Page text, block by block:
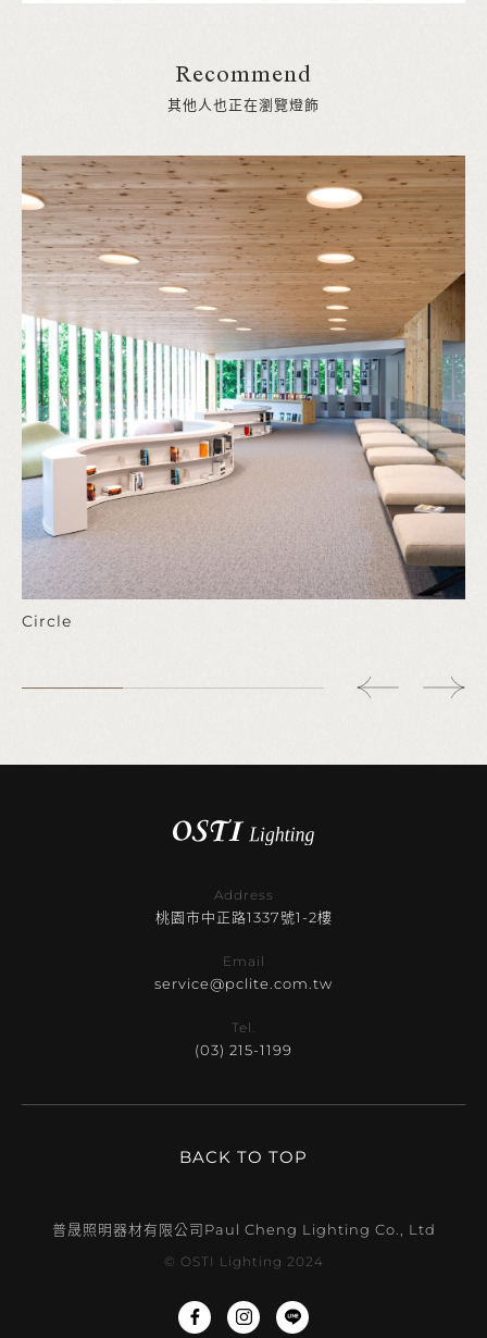
Recommend
其他人也正在瀏覽燈飾
Circle
Address
桃園市中正路1337號1-2樓
Email
service@pclite.com.tw
Tel.
(03) 215-1199
BACK TO TOP
普晟照明器材有限公司Paul Cheng Lighting Co., Ltd
© OSTI Lighting 2024